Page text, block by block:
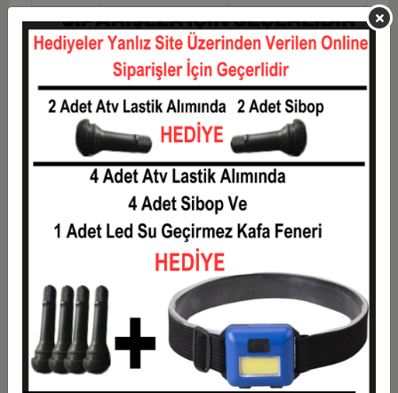
11
0,13 TL
1,46 TL
12
0,12 TL 1,49 TL
Taksit Taksit Tutarı
Toplam Tutar
1
1,20 TL
1,20 TL
0,60 TL
3
0,43 TL
1,28 TL
0,33 TL
5
0,27 TL
6
0,23 TL
1,36 TL
7
0,20 TL
1,38 TL
8
1,40 TL